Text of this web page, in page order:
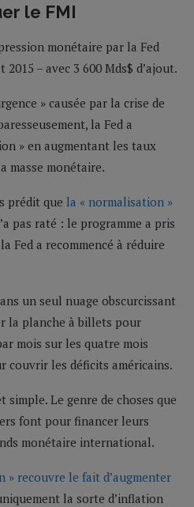
le FMI
monétaire par la Fed
– avec 3 600 Mds$ d’ajout.
» causée par la crise de
la Fed a
» en augmentant les taux
masse monétaire.
prédit que la « normalisation »
pas raté : le programme a pris
Fed a recommencé à réduire
un seul nuage obscurcissant
la planche à billets pour
mois sur les quatre mois
couvrir les déficits américains.
simple. Le genre de choses que
font pour financer leurs
monétaire international.
» recouvre le fait d’augmenter
la sorte d’inflation